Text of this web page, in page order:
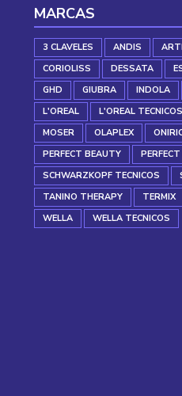
MARCAS
3 CLAVELES ANDIS
CORIOLISS
DESSATA
GHD
GIUBRA INDOLA
L'OREAL
L'OREAL TECNICOS
MOSER
OLAPLEX
PERFECT BEAUTY
SCHWARZKOPF TECNICOS
TANINO THERAPY
TERMIX
WELLA
WELLA TECNICOS